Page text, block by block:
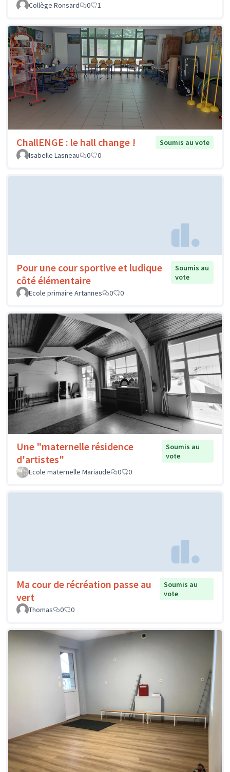
Collège Ronsard
0 1
ChallENGE : le hall change !
Soumis au vote
Isabelle Lasneau
0 0
Pour une cour sportive et ludique
côté élémentaire
Soumis au
vote
Ecole primaire Artannes
0 0
Une "maternelle résidence
d'artistes"
Soumis au
vote
Ecole maternelle Mariaude
0 0
Ma cour de récréation passe au
vert
Soumis au
vote
Thomas
0 0